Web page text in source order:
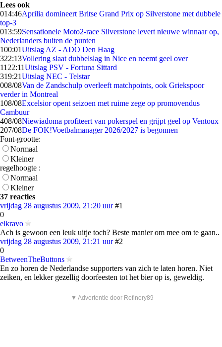
Lees ook
014:46Aprilia domineert Britse Grand Prix op Silverstone met dubbele
top-3
013:59Sensationele Moto2-race Silverstone levert nieuwe winnaar op,
Nederlanders buiten de punten
100:01Uitslag AZ - ADO Den Haag
322:13Vollering slaat dubbelslag in Nice en neemt geel over
11 22:11Uitslag PSV - Fortuna Sittard
319:21Uitslag NEC - Telstar
008/08Van de Zandschulp overleeft matchpoints, ook Griekspoor
verder in Montreal
108/08Excelsior opent seizoen met ruime zege op promovendus
Cambuur
408/08Niewiadoma profiteert van pokerspel en grijpt geel op Ventoux
207/08De FOK!Voetbalmanager 2026/2027 is begonnen
Font-grootte:
Normaal
Kleiner
regelhoogte :
Normaal
Kleiner
37 reacties
vrijdag 28 augustus 2009, 21:20 uur #1
0
elkravo
Ach is gewoon een leuk uitje toch? Beste manier om mee om te gaan..
vrijdag 28 augustus 2009, 21:21 uur #2
0
BetweenTheButtons
En zo horen de Nederlandse supporters van zich te laten horen. Niet
zeiken, en lekker gezellig doorfeesten tot het bier op is, geweldig.
▼ Advertentie door Refinery89